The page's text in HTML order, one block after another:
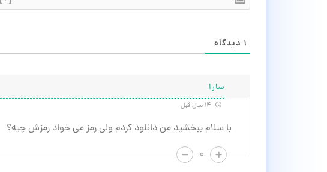
۱ دیدگاه
سارا
با سلام ببخشید من دانلود کردم ولی رمز می خواد رمزش چیه؟
۰